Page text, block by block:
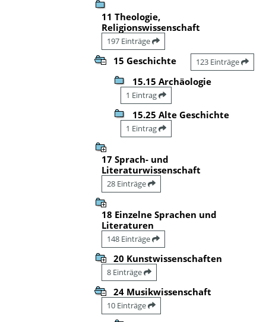
11 Theologie,
Religionswissenschaft
197 Einträge
15 Geschichte 123 Einträge
15.15 Archäologie
1 Eintrag
15.25 Alte Geschichte
1 Eintrag
17 Sprach- und
Literaturwissenschaft
28 Einträge
18 Einzelne Sprachen und
Literaturen
148 Einträge
20 Kunstwissenschaften
8 Einträge
24 Musikwissenschaft
10 Einträge